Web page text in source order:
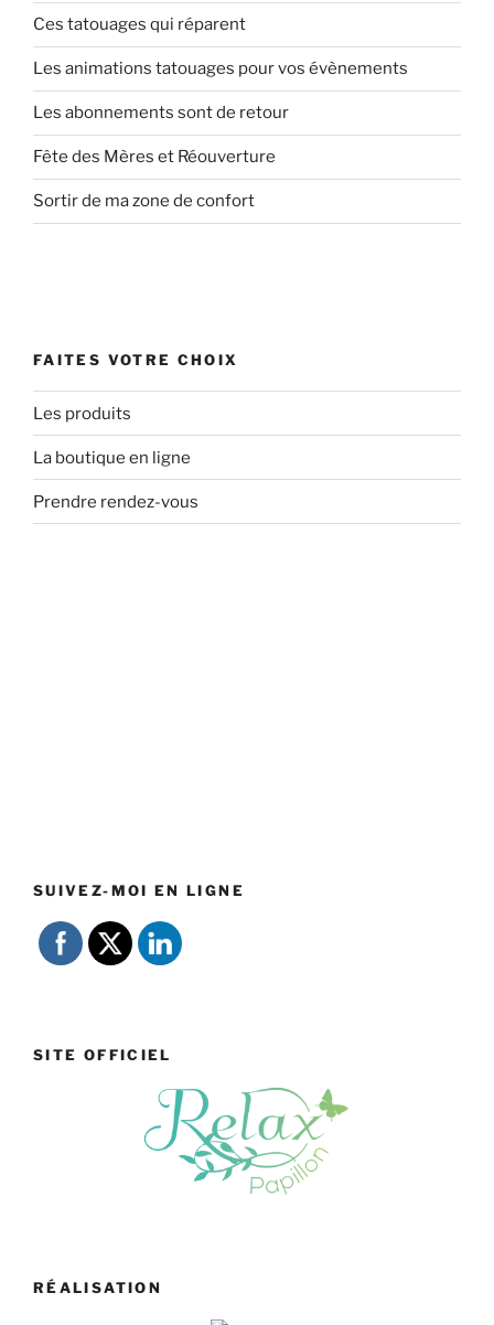
Ces tatouages qui réparent
Les animations tatouages pour vos évènements
Les abonnements sont de retour
Fête des Mères et Réouverture
Sortir de ma zone de confort
FAITES VOTRE CHOIX
Les produits
La boutique en ligne
Prendre rendez-vous
SUIVEZ-MOI EN LIGNE
SITE OFFICIEL
RÉALISATION